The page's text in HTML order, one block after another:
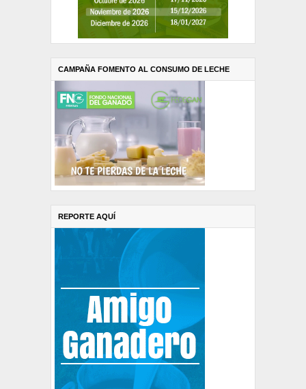
CAMPAÑA FOMENTO AL CONSUMO DE LECHE
REPORTE AQUÍ